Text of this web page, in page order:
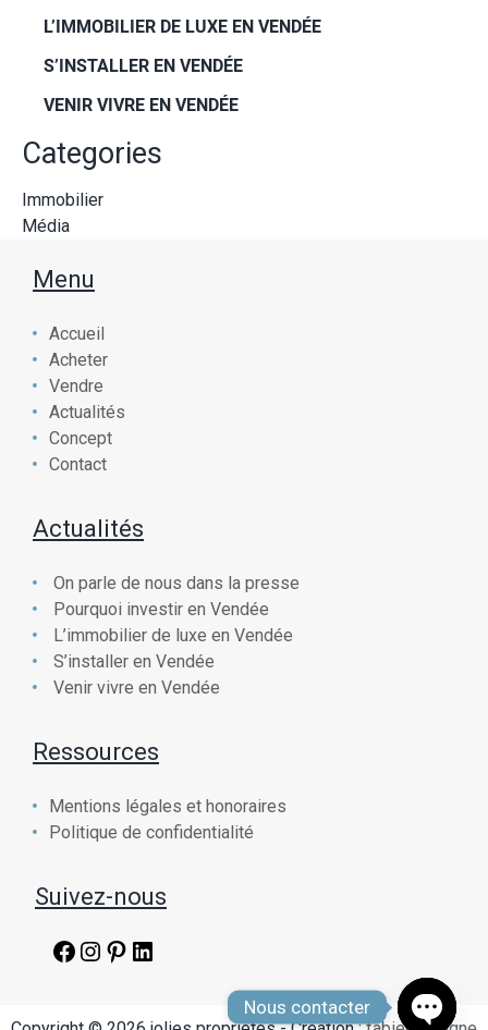
L’IMMOBILIER DE LUXE EN VENDÉE
S’INSTALLER EN VENDÉE
VENIR VIVRE EN VENDÉE
Categories
Immobilier
Média
Menu
Accueil
Acheter
Vendre
Actualités
Concept
Contact
Actualités
On parle de nous dans la presse
Pourquoi investir en Vendée
L’immobilier de luxe en Vendée
S’installer en Vendée
Venir vivre en Vendée
Ressources
Mentions légales et honoraires
Politique de confidentialité
Suivez-nous
Facebook
Instagram
Pinterest
Nous contacter